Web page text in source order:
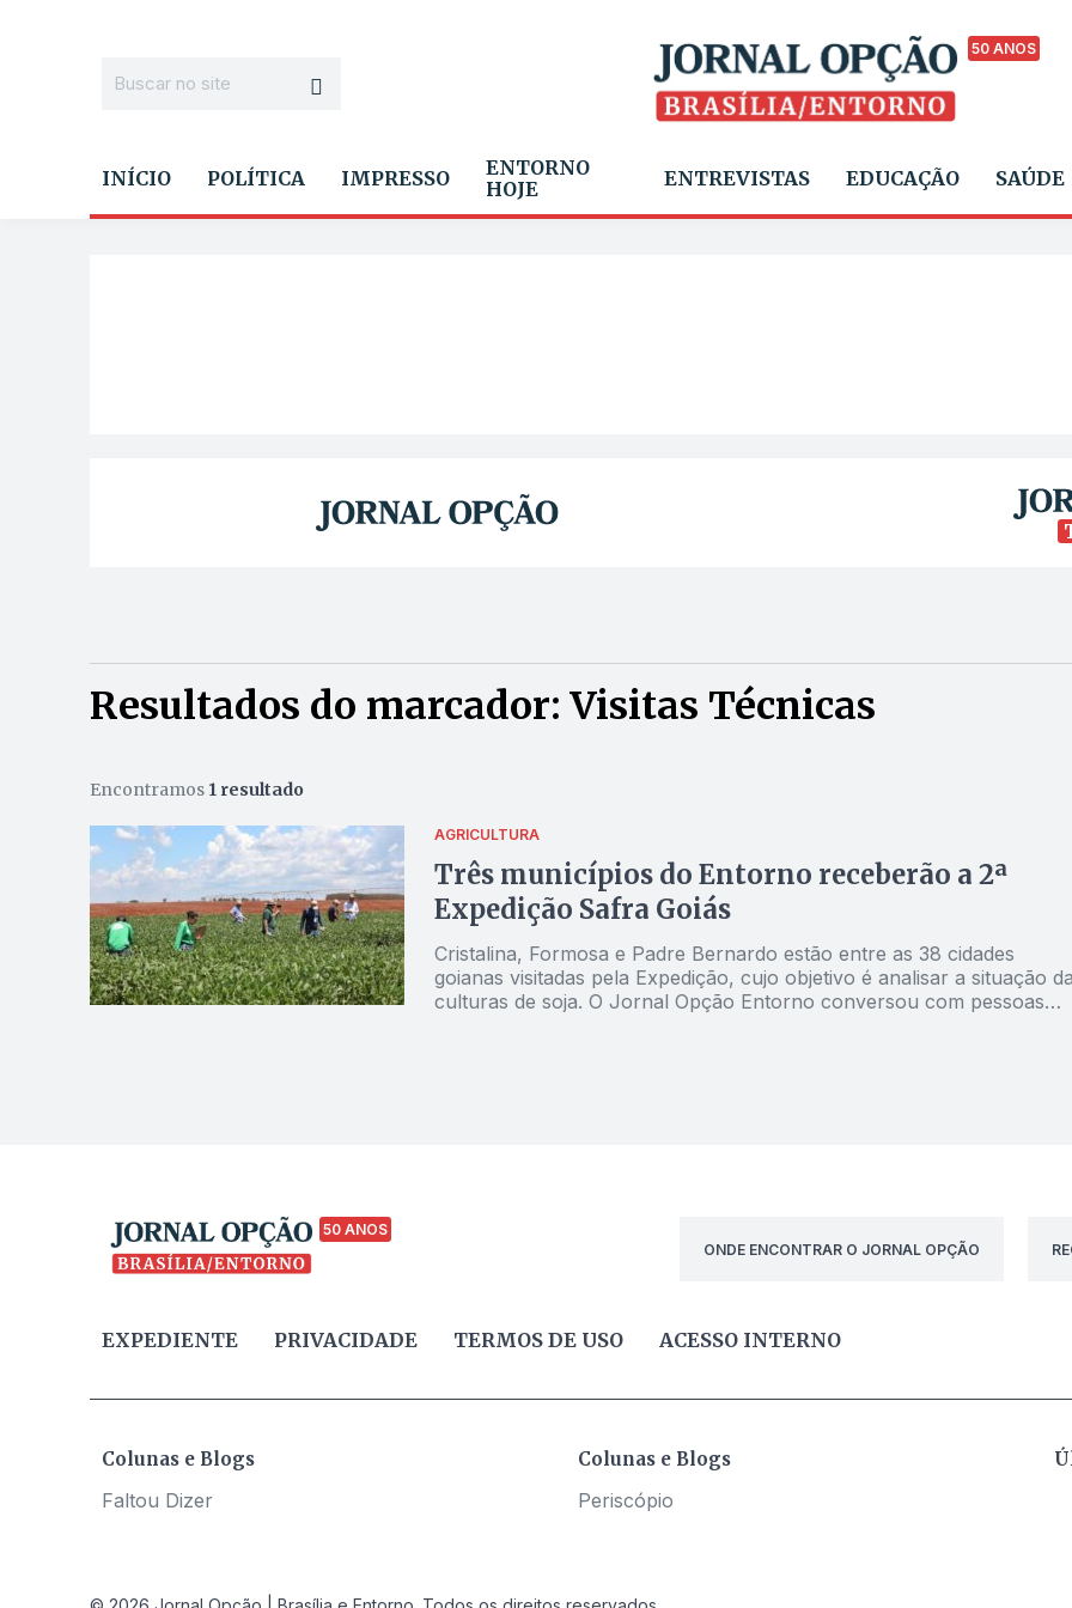
50 ANOS
INÍCIO POLÍTICA IMPRESSO
ENTORNO
HOJE
ENTREVISTAS EDUCAÇÃO SAÚDE
Resultados do marcador: Visitas Técnicas
Encontramos 1 resultado
AGRICULTURA
Três municípios do Entorno receberão a 2ª
Expedição Safra Goiás
Cristalina, Formosa e Padre Bernardo estão entre as 38 cidades
goianas visitadas pela Expedição, cujo objetivo é analisar a situação
culturas de soja. O Jornal Opção Entorno conversou com pessoas
50 ANOS
ONDE ENCONTRAR O JORNAL OPÇÃO
EXPEDIENTE PRIVACIDADE TERMOS DE USO ACESSO INTERNO
Colunas e Blogs
Faltou Dizer
Colunas e Blogs
Periscópio